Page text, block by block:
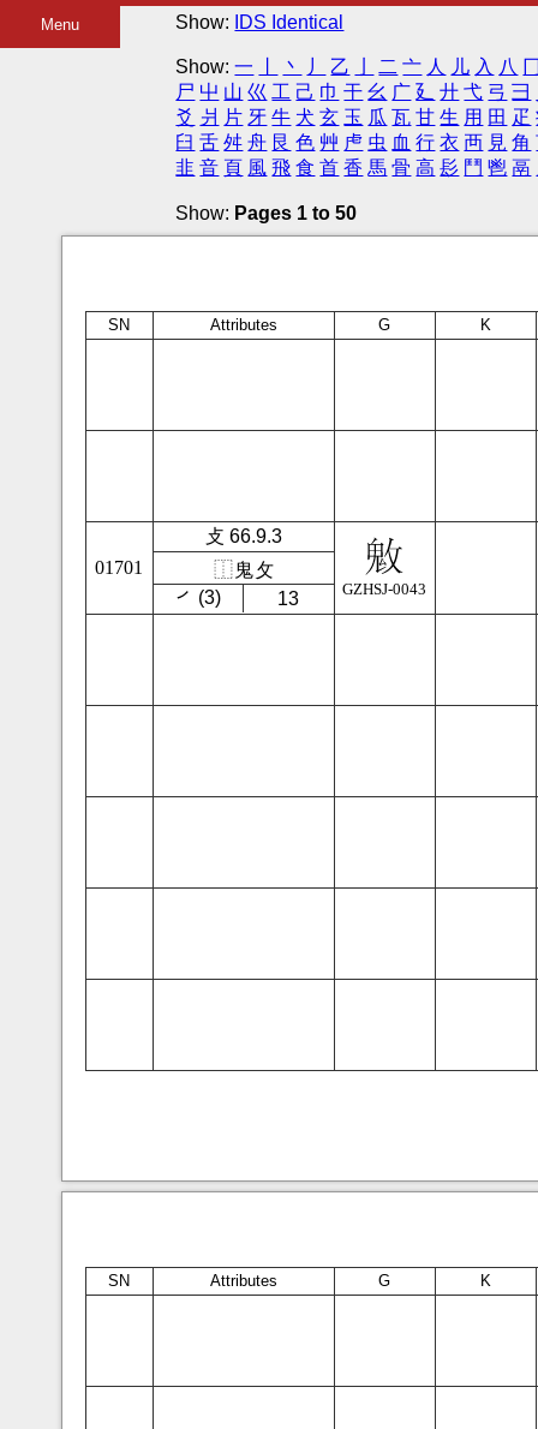
Menu Show: IDS Identical
Show:一 丶 丿 乙 二 亠 人 儿 入 八
尸 屮 山 巛 工 己 巾 干 幺 广 廴 廾 弋 弓 彐
爻 爿 片 牙 牛 犬 玄 玉 瓜 瓦 甘 生 用 田 疋
臼 舌 舛 舟 艮 色 艸 虍 虫 血 行 衣 襾 見 角
韭 音 頁 風 飛 食 首 香 馬 骨 高 髟 鬥 鬯 鬲
Show: Pages 1 to 50
SN Attributes G K
01701
攴 66.9.3
⿰鬼攵
㇒ (3)
13 GZHSJ-0043
SN Attributes G K